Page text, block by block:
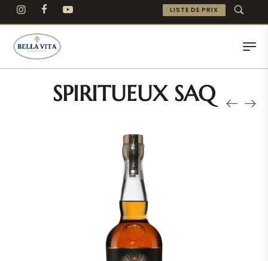
LISTE DE PRIX
SPIRITUEUX SAQ